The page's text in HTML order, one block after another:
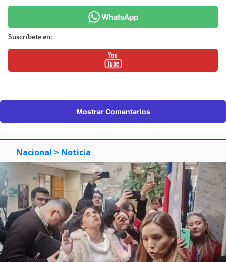
Suscríbete en:
Mostrar Comentarios
Nacional > Noticia